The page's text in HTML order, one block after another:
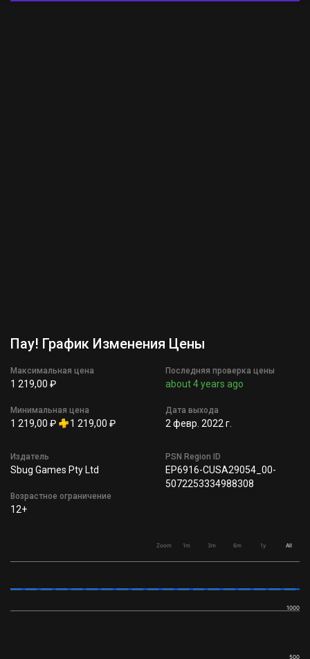
Пау! График Изменения Цены
Максимальная цена
1 219,00 ₽
Минимальная цена
1 219,00 ₽ 1 219,00 ₽
Последняя проверка цены
about 4 years ago
Дата выхода
2 февр. 2022 г.
Издатель
Sbug Games Pty Ltd
Возрастное ограничение
12+
PSN Region ID
EP6916-CUSA29054_00-
5072253334988308
Zoom 1m 3m 6m 1y All
500
1000